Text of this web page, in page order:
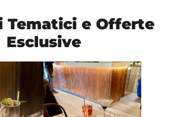
Tematici e Offerte
Esclusive